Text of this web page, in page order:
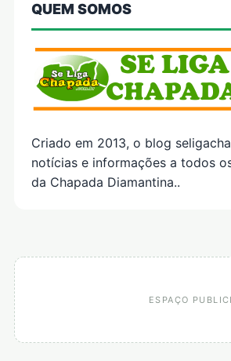
QUEM SOMOS
Criado em 2013, o blog
notícias e informações a todos
da Chapada Diamantina..
ESPAÇO